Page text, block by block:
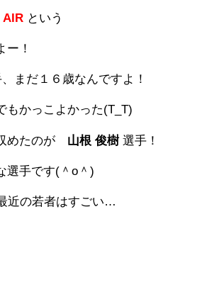
という
ー！
まだ１６歳なんですよ！
もかっこよかった(T_T)
めたのが 山根 俊樹選手！
選手です(＾o＾)
近の若者はすごい…